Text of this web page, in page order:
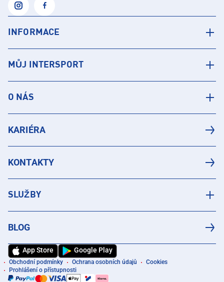
INFORMACE
MŮJ INTERSPORT
O NÁS
KARIÉRA
KONTAKTY
SLUŽBY
BLOG
App Store Google Play
Obchodní podmínky Ochrana osobních údajů
Cookies
Prohlášení o přístupnosti